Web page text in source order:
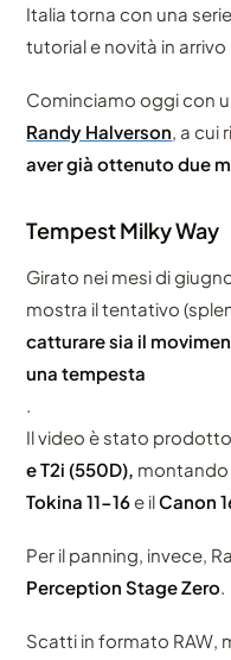
Italia torna con una
tutorial e novità in
Cominciamo oggi con
Randy Halverson, a cui
aver già ottenuto due
Tempest Milky Way
Girato nei mesi di
mostra il tentativo
catturare sia il
una tempesta
.
Il video è stato
e T2i (550D), montando
Tokina 11-16e ilCanon
Per il panning, invece,
Perception Stage Zero.
Scatti in formato RAW,